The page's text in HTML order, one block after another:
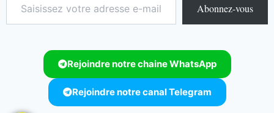
Abonnez-vous
Rejoindre notre chaine WhatsApp
Rejoindre notre canal Telegram